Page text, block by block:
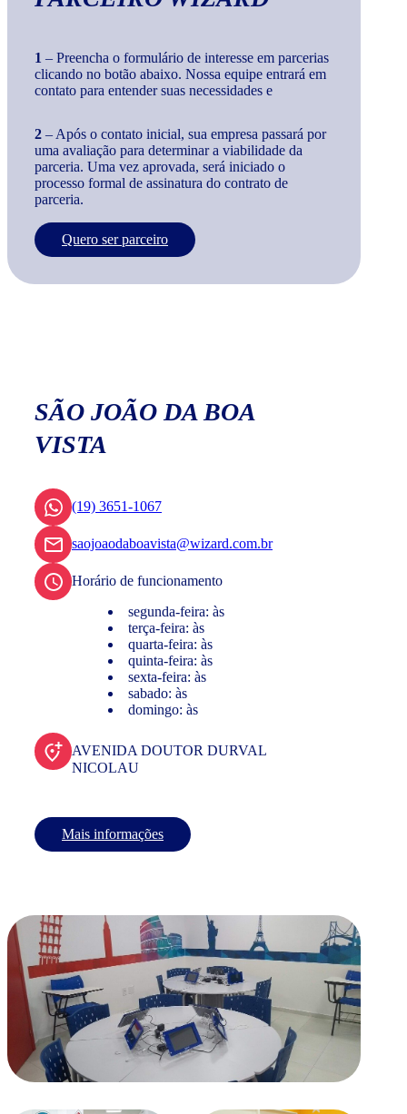
1 – Preencha o formulário de interesse em parcerias
clicando no botão abaixo. Nossa equipe entrará em
contato para entender suas necessidades e
2 – Após o contato inicial, sua empresa passará por
uma avaliação para determinar a viabilidade da
parceria. Uma vez aprovada, será iniciado o
processo formal de assinatura do contrato de
parceria.
Quero ser parceiro
SÃO JOÃO DA BOA
VISTA
(19) 3651-1067
saojoaodaboavista@wizard.com.br
Horário de funcionamento
segunda-feira: às
terça-feira: às
quarta-feira: às
quinta-feira: às
sexta-feira: às
sabado: às
domingo: às
AVENIDA DOUTOR DURVAL
NICOLAU
Mais informações